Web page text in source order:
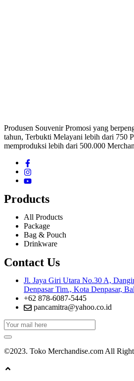
Produsen Souvenir Promosi yang
tahun, Terbukti Melayani lebih dari 750
memproduksi lebih dari 500.000
Products
All Products
Package
Bag & Pouch
Drinkware
Contact Us
Jl. Jaya Giri Utara No.30 A,
Denpasar Tim., Kota Denpasar,
+62 878-6087-5445
pancamitra@yahoo.co.id
©2023. Toko Merchandise.com All